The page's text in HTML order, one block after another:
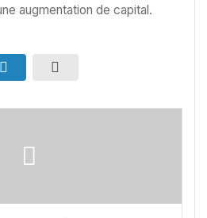
augmentation de capital.